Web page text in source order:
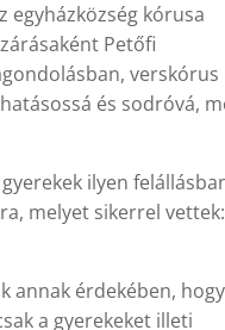
egyházközség kórusa
Petőfi
verskórus
és sodróvá,
ilyen
melyet sikerrel
annak érdekében, hogy
a gyerekeket illeti